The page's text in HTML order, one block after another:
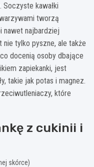
kawałki
tworzą
nawet najbardziej
tylko pyszne, ale także
docenią osoby dbające
zapiekanki, jest
takie jak potas i magnez.
które
z cukinii i
skórce)